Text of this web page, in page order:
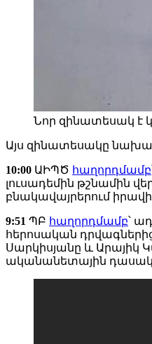
Նոր զինատեսակ է
Այս զինատեսակը
10:00 ԱԻՊԾ հաղորդմամբ
լուսադեմին թշնամին
բնակավայրերում
9:51 ՊԲ հաղորդմամբ՝
հերոսական
Սարկիսյանը և Արայիկ
ականանետային